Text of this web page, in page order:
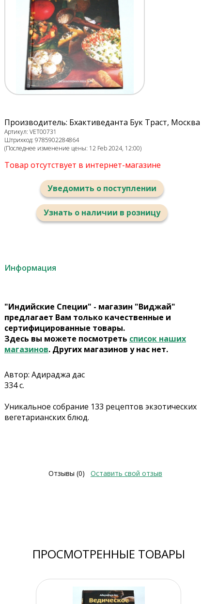
Производитель: Бхактиведанта Бук Траст, Москва
Артикул: VET00731
Штрихкод: 9785902284864
(Последнее изменение цены: 12 Feb 2024, 12:00)
Товар отсутствует в интернет-магазине
Уведомить о поступлении
Узнать о наличии в розницу
Информация
"Индийские Специи" - магазин "Виджай"
предлагает Вам только качественные и
сертифицированные товары.
Здесь вы можете посмотреть список наших
магазинов. Других магазинов у нас нет.
Автор: Адираджа дас
334 с.
Уникальное собрание 133 рецептов экзотических
вегетарианских блюд.
Отзывы (0) Оставить свой отзыв
ПРОСМОТРЕННЫЕ ТОВАРЫ